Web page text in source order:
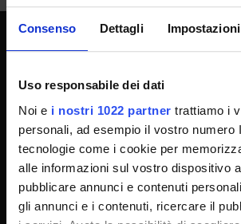
Consenso Dettagli
Uso responsabile dei dati
Noi e i nostri 1022 partner trattiamo i
personali, ad esempio il vostro numero
tecnologie come i cookie per
alle informazioni sul vostro dispositivo
pubblicare annunci e contenuti
gli annunci e i contenuti, ricercare il
Transparency
Official University Register
Job vacancies
Procurement